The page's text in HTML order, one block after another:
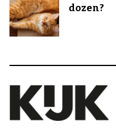
dozen?